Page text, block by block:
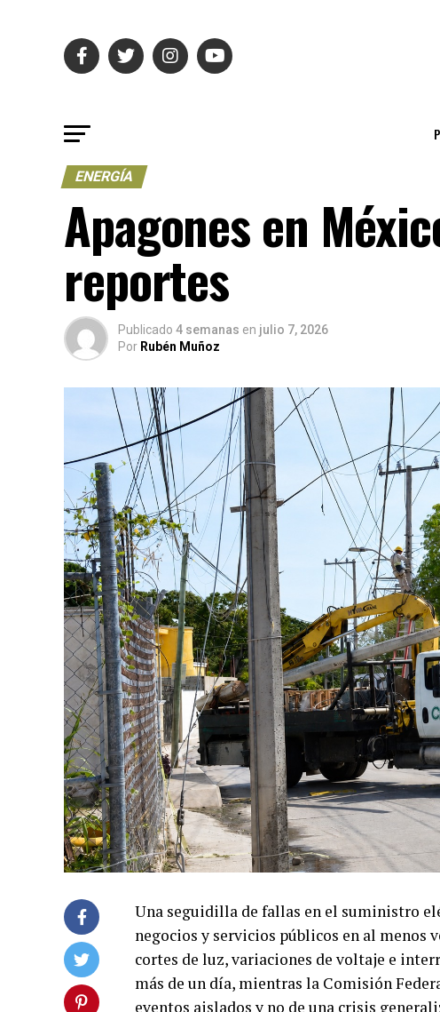
ENERGÍA
Apagones en
reportes
Publicado 4 semanas en julio 7, 2026
Por Rubén Muñoz
Una seguidilla de fallas en el suministro
negocios y servicios públicos en al menos
cortes de luz, variaciones de voltaje e
más de un día, mientras la Comisión
eventos aislados y no de una crisis